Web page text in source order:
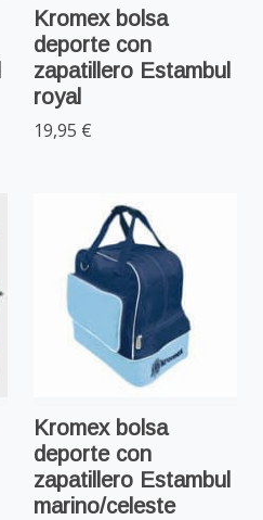
Kromex bolsa
deporte con
zapatillero Estambul
royal
19,95 €
Kromex bolsa
deporte con
zapatillero Estambul
marino/celeste